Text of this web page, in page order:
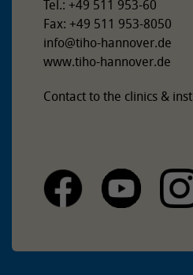
Tel.: +49 511 953-60
Fax: +49 511 953-8050
info@tiho-hannover.de
www.tiho-hannover.de
Contact to the clinics &